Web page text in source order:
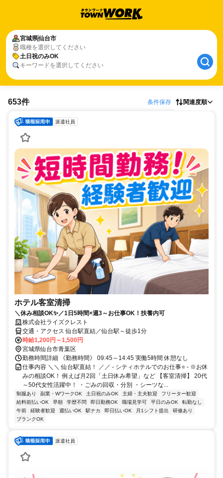
宮城県仙台市
職種を選択してください
土日祝のみOK
キーワードを選択してください
653件 条件保存 関連度順
派遣社員
ホテル客室清掃
＼休み相談OK✨／1日5時間×週3～お仕事OK！扶養内可
株式会社ライズクレスト
交通・アクセス 仙台駅直結／仙台駅～徒歩1分
時給1,200円～1,500円
宮城県仙台市青葉区
勤務時間詳細 《勤務時間》 09:45～14:45 実働5時間 休憩なし
仕事内容 ＼＼ 仙台駅直結！ ／／ - シティホテルでのお仕事⭐ - ※お休
みの相談OK！ 例えば月2回「土日休み希望」など 【客室清掃】 20代
～50代女性活躍中！ ・ごみの回収・分別 ・シーツな...
制服あり 副業・WワークOK 土日祝のみOK 主婦・主夫歓迎
フリーター歓迎
給料前払いOK
早朝 学歴不問 即日勤務OK 職場見学可 平日のみOK
転勤なし
午前
経験者歓迎 週払いOK 駅ナカ 即日払いOK 月1シフト提出
研修あり
ブランクOK
派遣社員